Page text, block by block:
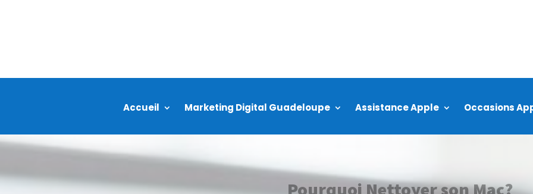
Accueil Marketing Digital Guadeloupe Assistance Apple Occasions
Pourquoi Nettoyer son Mac?